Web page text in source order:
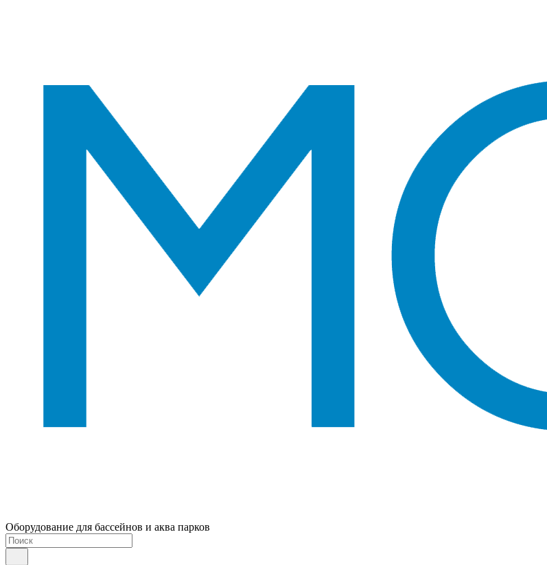
Оборудование для бассейнов и аква парков